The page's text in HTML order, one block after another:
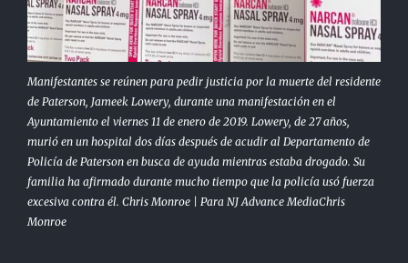
Manifestantes se reúnen para pedir justicia por la muerte del residente
de Paterson, Jameek Lowery, durante una manifestación en el
Ayuntamiento el viernes 11 de enero de 2019. Lowery, de 27 años,
murió en un hospital dos días después de acudir al Departamento de
Policía de Paterson en busca de ayuda mientras estaba drogado. Su
familia ha afirmado durante mucho tiempo que la policía usó fuerza
excesiva contra él. Chris Monroe | Para NJ Advance MediaChris
Monroe